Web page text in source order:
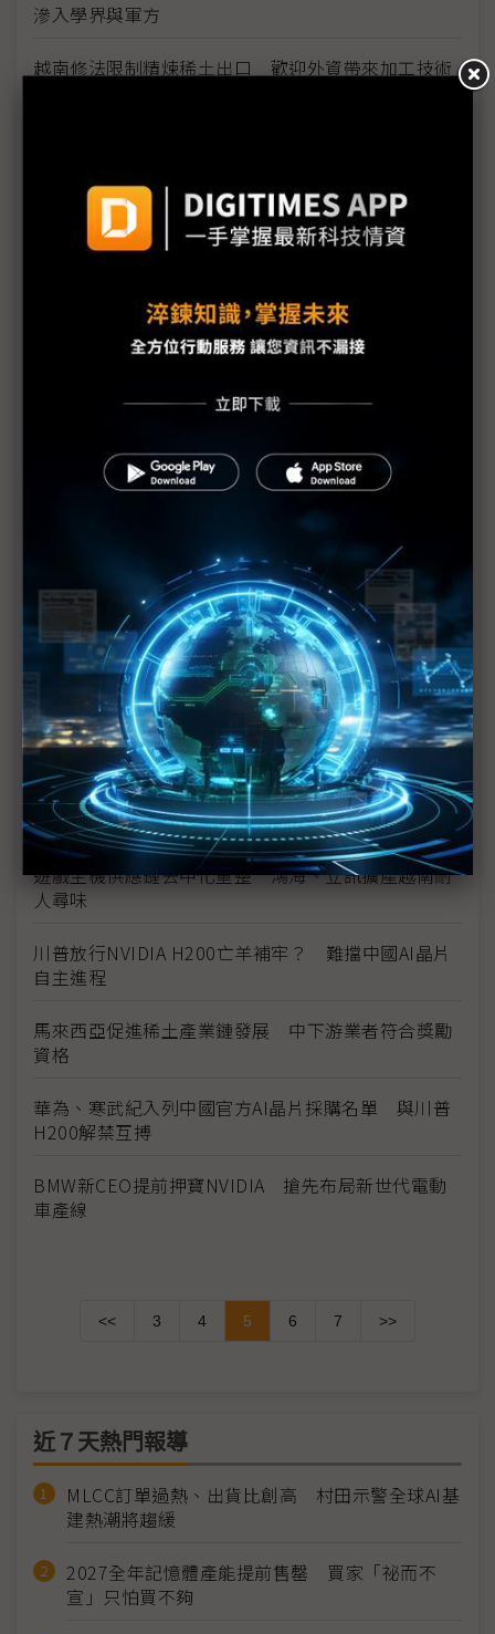
滲入學界與軍方
越南修法限制精煉稀土出口 歡迎外資帶來加工技術
川普簽署行政命令 聯邦政府介入AI監管
川普要的K-Car來了！ Stellantis歐洲微型EV將登陸
川普與印度莫迪對話 貿易談判代表同步解分歧
聯準會降息1碼 童子賢：推動市場短暫熱潮
H200變最難買AI晶片 傳字節與阿里積極洽購、北京
DeepSeek疑使用走私晶片訓練模型 NVIDIA：追查
賄賂疑雲遭美國調查 中興可能支付逾10億美元罰款
（獨家）聯電啟動世代交替 「五年級生」吳宗賢傳接
任總經理
美國放行H200對中出口 SK海力士受惠最大、三星
逐步增溫
遊戲主機供應鏈去中化重整 鴻海、立訊擴產越南耐
人尋味
川普放行NVIDIA H200亡羊補牢？ 難擋中國AI晶片
自主進程
馬來西亞促進稀土產業鏈發展 中下游業者符合獎勵
資格
華為、寒武紀入列中國官方AI晶片採購名單 與川普
H200解禁互搏
BMW新CEO提前押寶NVIDIA 搶先布局新世代電動
車產線
<< 3 4 5 6 7 >>
近７天熱門報導
MLCC訂單過熱、出貨比創高 村田示警全球AI基
建熱潮將趨緩
2027全年記憶體產能提前售罄 買家「祕而不
宣」只怕買不夠